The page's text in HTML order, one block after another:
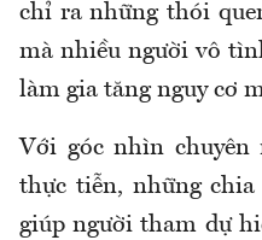
chỉ ra những thói
mà nhiều người vô
làm gia tăng nguy cơ
Với góc nhìn
thực tiễn, những chia
giúp người tham dự